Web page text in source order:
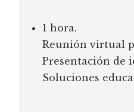
1 hora.
Reunión virtual
Presentación de
Soluciones